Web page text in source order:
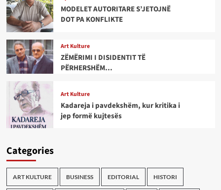
MODELET AUTORITARE S’JETOJNË
DOT PA KONFLIKTE
Art Kulture
ZËMËRIMI I DISIDENTIT TË
PËRHERSHËM…
Art Kulture
Kadareja i pavdekshëm, kur kritika i
jep formë kujtesës
Categories
ART KULTURE BUSINESS EDITORIAL HISTORI